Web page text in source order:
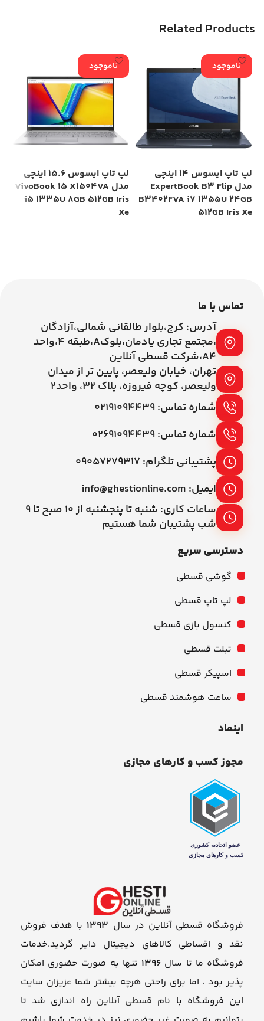
Related Products
ناموجود
لپ تاپ ایسوس 14 اینچی
مدل ExpertBook B3 Flip
B3402FVA i7 1355U 24GB
512GB Iris Xe
ناموجود
لپ تاپ ایسوس 15.6 اینچی
مدل VivoBook 15 X1504VA
i5 1335U 8GB 512GB Iris
Xe
تماس با ما
آدرس: کرج،بلوار طالقانی شمالی،آزادگان
،مجتمع تجاری یادمان،بلوکA،طبقه ۴،واحد
A4،شرکت قسطی آنلاین
تهران، خیابان ولیعصر، پایین تر از میدان
ولیعصر، کوچه فیروزه، پلاک 32، واحد2
شماره تماس: ۰۲۱۹۱۰۹۴۴۳۹
شماره تماس: ۰۲۶۹۱۰۹۴۴۳۹
پشتیبانی تلگرام: ۰۹۰۵۷۲۷۹۳۱۷
ایمیل: info@ghestionline.com
ساعات کاری: شنبه تا پنجشنبه از ۱۰ صبح تا ۹
شب پشتیبان شما هستیم
دسترسی سریع
گوشی قسطی
لپ تاپ قسطی
کنسول بازی قسطی
تبلت قسطی
اسپیکر قسطی
ساعت هوشمند قسطی
اینماد
مجوز کسب و کارهای مجازی
فروشگاه قسطی آنلاین در سال 1393 با هدف فروش
نقد و اقساطی کالاهای دیجیتال دایر گردید.خدمات
فروشگاه ما تا سال 1396 تنها به صورت حضوری امکان
پذیر بود ، اما برای راحتی هرچه بیشتر شما عزیزان سایت
این فروشگاه با نامقسطی آنلاین راه اندازی شد تا